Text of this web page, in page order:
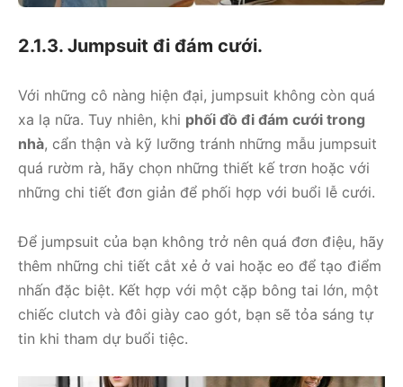
2.1.3. Jumpsuit đi đám cưới.
Với những cô nàng hiện đại, jumpsuit không còn quá
xa lạ nữa. Tuy nhiên, khi phối đồ đi đám cưới trong
nhà, cẩn thận và kỹ lưỡng tránh những mẫu jumpsuit
quá rườm rà, hãy chọn những thiết kế trơn hoặc với
những chi tiết đơn giản để phối hợp với buổi lễ cưới.
Để jumpsuit của bạn không trở nên quá đơn điệu, hãy
thêm những chi tiết cắt xẻ ở vai hoặc eo để tạo điểm
nhấn đặc biệt. Kết hợp với một cặp bông tai lớn, một
chiếc clutch và đôi giày cao gót, bạn sẽ tỏa sáng tự
tin khi tham dự buổi tiệc.